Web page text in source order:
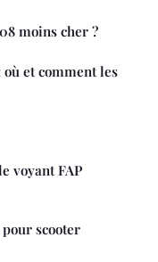
moins cher ?
et comment les
voyant FAP
scooter